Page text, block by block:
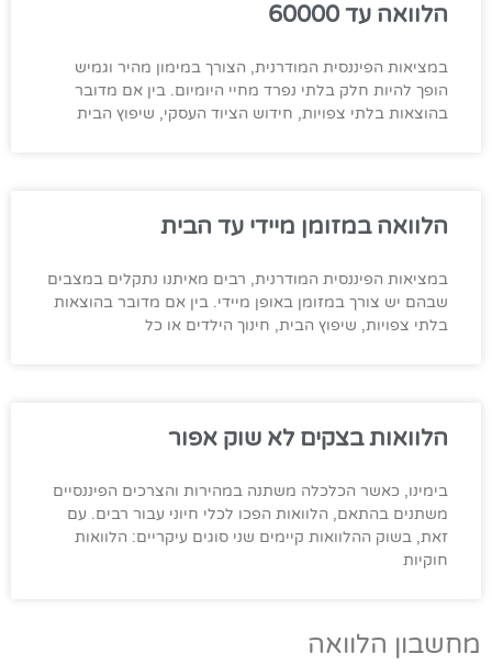
הלוואה עד 60000
במציאות הפיננסית המודרנית, הצורך במימון מהיר וגמיש
הופך להיות חלק בלתי נפרד מחיי היומיום. בין אם מדובר
בהוצאות בלתי צפויות, חידוש הציוד העסקי, שיפוץ הבית
הלוואה במזומן מיידי עד הבית
במציאות הפיננסית המודרנית, רבים מאיתנו נתקלים במצבים
שבהם יש צורך במזומן באופן מיידי. בין אם מדובר בהוצאות
בלתי צפויות, שיפוץ הבית, חינוך הילדים או כל
הלוואות בצקים לא שוק אפור
בימינו, כאשר הכלכלה משתנה במהירות והצרכים הפיננסיים
משתנים בהתאם, הלוואות הפכו לכלי חיוני עבור רבים. עם
זאת, בשוק ההלוואות קיימים שני סוגים עיקריים: הלוואות
חוקיות
מחשבון הלוואה